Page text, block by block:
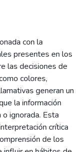
con la
presentes en los
las decisiones de
colores,
generan un
la información
ignorada. Esta
crítica
de los